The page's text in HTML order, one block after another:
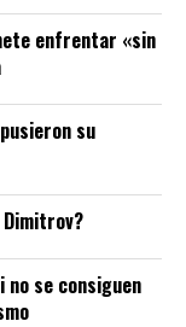
enfrentar «sin
su
Dimitrov?
no se consiguen